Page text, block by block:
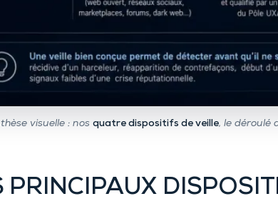
visuelle : nos quatre dispositifs de veille, le déroulé
PRINCIPAUX